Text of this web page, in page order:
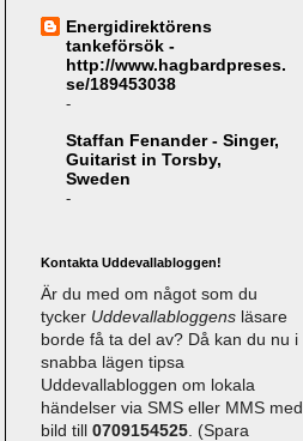
Energidirektörens
tankeförsök -
http://www.hagbardpreses.
se/189453038
-
Staffan Fenander - Singer,
Guitarist in Torsby,
Sweden
-
Kontakta Uddevallabloggen!
Är du med om något som du
tycker Uddevallabloggens läsare
borde få ta del av? Då kan du nu i
snabba lägen tipsa
Uddevallabloggen om lokala
händelser via SMS eller MMS med
bild till 0709154525 . (Spara